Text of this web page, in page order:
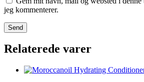
jeg kommenterer.
Relaterede varer